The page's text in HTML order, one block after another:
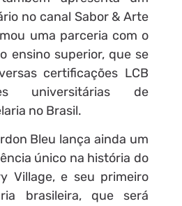
no canal Sabor & Arte
uma parceria com o
ensino superior, que se
certificações LCB
universitárias de
no Brasil.
Bleu lança ainda um
único na história do
Village, e seu primeiro
brasileira, que será